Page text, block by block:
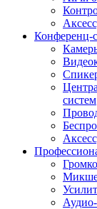
Конференц-
систем